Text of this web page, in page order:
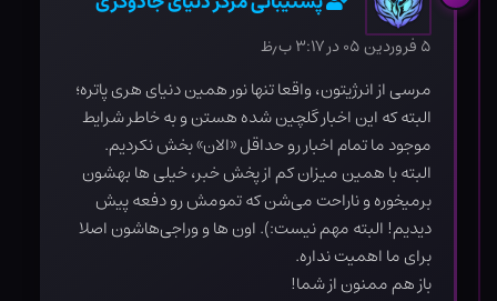
۵ فروردین ۰۵ در ۳:۱۷ ب٫ظ
مرسی از انرژیتون، واقعا تنها نور همین دنیای هری پاتره؛
البته که این اخبار گلچین شده هستن و به خاطر شرایط
موجود ما تمام اخبار رو حداقل «الان» بخش نکردیم.
البته با همین میزان کم از پخش خبر، خیلی ها بهشون
برمیخوره و ناراحت می‌شن که تمومش رو دفعه پیش
دیدیم! البته مهم نیست:). اون ها و وراجی‌هاشون اصلا
برای ما اهمیت نداره.
باز هم ممنون از شما!